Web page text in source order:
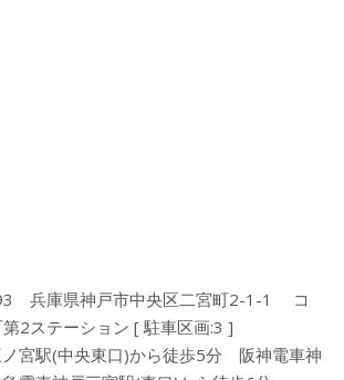
兵庫県神戸市中央区二宮町2-1-1 コ
2ステーション [ 駐車区画:3 ]
ノ宮駅(中央東口)から徒歩5分 阪神電車神